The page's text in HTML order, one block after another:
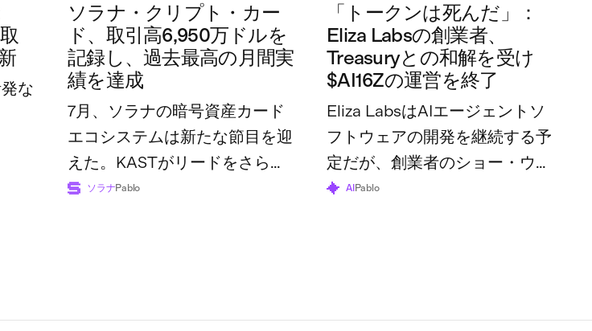
な
ソラナ・クリプト・カー
ド、取引高6,950万ドルを
記録し、過去最高の月間実
績を達成
7月、ソラナの暗号資産カード
エコシステムは新たな節目を迎
えた。KASTがリードをさらに
広げた一方で、業界全体の利用
ソラナPablo
「トークンは死んだ」：
Eliza Labsの創業者、
Treasuryとの和解を受け
$AI16Zの運営を終了
Eliza LabsはAIエージェントソ
フトウェアの開発を継続する予
定だが、創業者のショー・ウォ
ルターズ氏は、トークンとその
AI Pablo